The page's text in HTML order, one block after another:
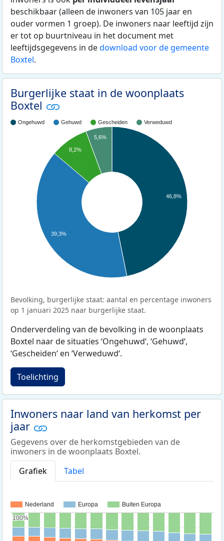
beschikbaar (alleen de inwoners van 105 jaar en
ouder vormen 1 groep). De inwoners naar leeftijd zijn
er tot op buurtniveau in het document met
leeftijdsgegevens in dedownload voor de gemeente
Boxtel.
Burgerlijke staat in de woonplaats
Boxtel
Ongehuwd Gehuwd Gescheiden Verweduwd
46,8%
5,6%
8,2%
39,3%
Bevolking, burgerlijke staat: aantal en percentage inwoners
op 1 januari 2025 naar burgerlijke staat.
Onderverdeling van de bevolking in de woonplaats
Boxtel naar de situaties ‘Ongehuwd‘, ‘Gehuwd‘,
‘Gescheiden‘ en ‘Verweduwd‘.
Toelichting
Inwoners naar land van herkomst per
jaar
Gegevens over de herkomstgebieden van de
inwoners in de woonplaats Boxtel.
Grafiek
Tabel
Nederland Europa Buiten Europa
100%
100%